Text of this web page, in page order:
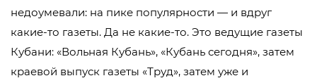
недоумевали: на пике популярности — и вдруг
какие-то газеты. Да не какие-то. Это ведущие газеты
Кубани: «Вольная Кубань», «Кубань сегодня», затем
краевой выпуск газеты «Труд», затем уже и